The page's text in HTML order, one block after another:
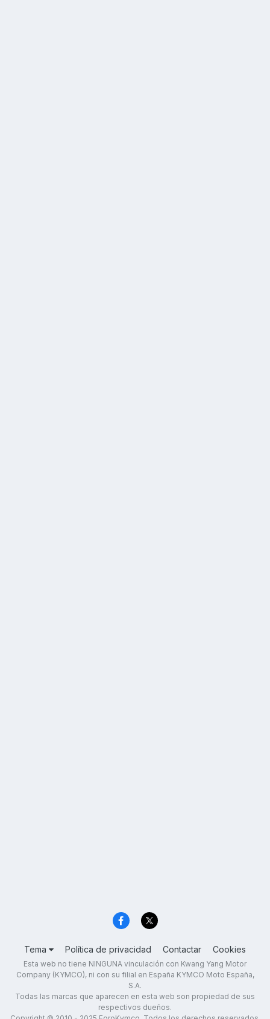
Tema Política de privacidad Contactar Cookies
Esta web no tiene NINGUNA vinculación con Kwang Yang Motor
Company (KYMCO), ni con su filial en España KYMCO Moto España,
S.A.
Todas las marcas que aparecen en esta web son propiedad de sus
respectivos dueños.